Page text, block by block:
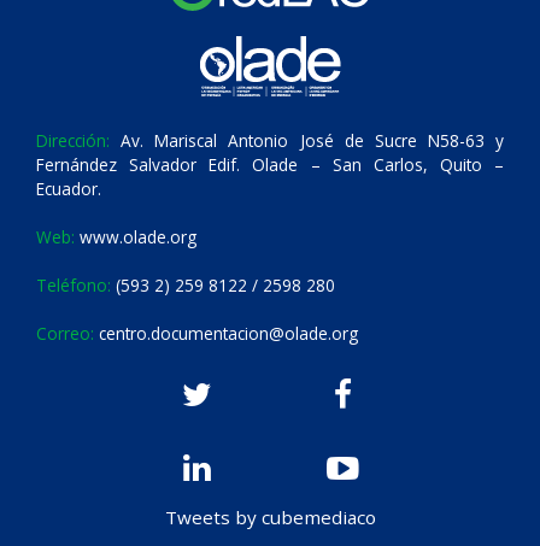
Dirección: Av. Mariscal Antonio José de Sucre N58-63 y
Fernández Salvador Edif. Olade – San Carlos, Quito –
Ecuador.
Web: www.olade.org
Teléfono: (593 2) 259 8122 / 2598 280
Correo: centro.documentacion@olade.org
Tweets by cubemediaco